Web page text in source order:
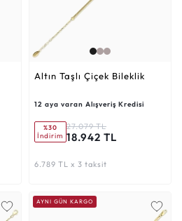
Altın Taşlı Çiçek Bileklik
12 aya varan Alışveriş Kredisi
%30
İndirim
27.079 TL
18.942 TL
6.789 TL x 3 taksit
AYNI GÜN KARGO